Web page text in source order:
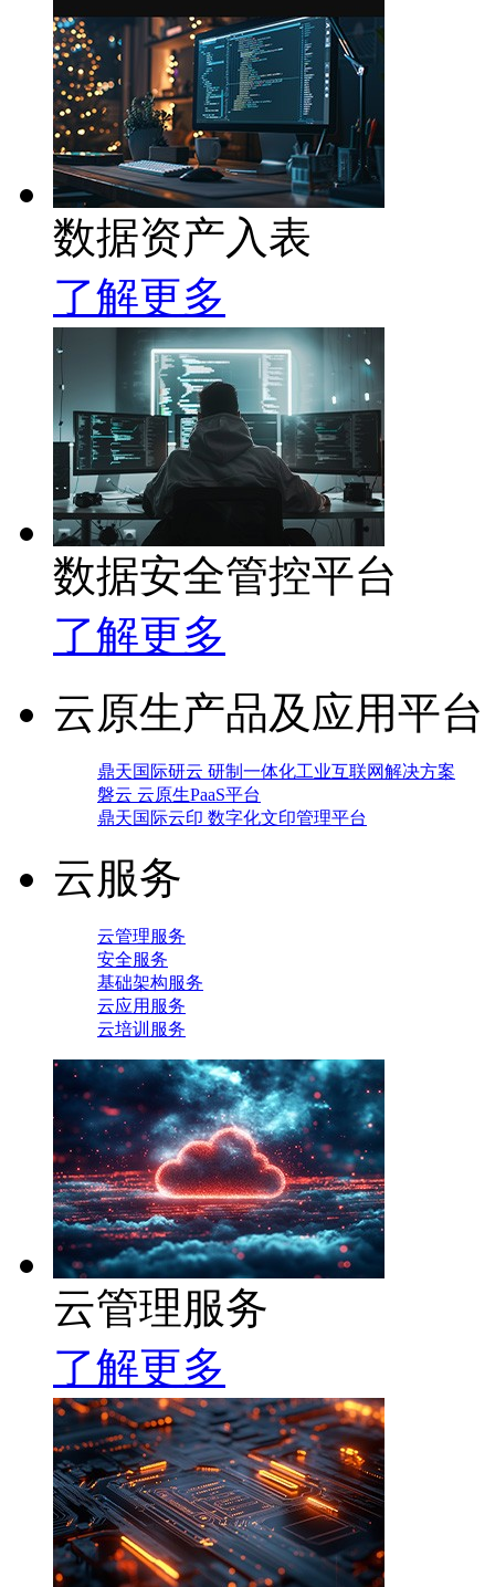
数据资产入表
了解更多
数据安全管控平台
了解更多
云原生产品及应用平台
鼎天国际研云 研制一体化工业互联网解决方案
磐云 云原生PaaS平台
鼎天国际云印 数字化文印管理平台
云服务
云管理服务
安全服务
基础架构服务
云应用服务
云培训服务
云管理服务
了解更多